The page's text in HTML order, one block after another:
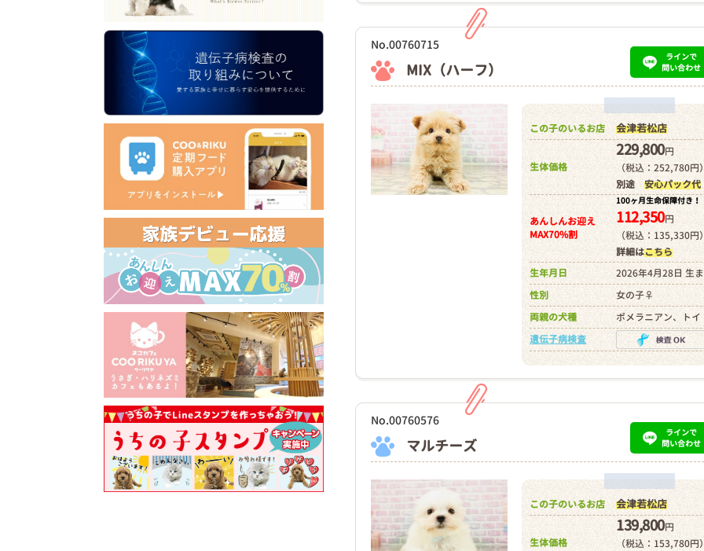
No.00760715
MIX（ハーフ）
ラインで
問い合わせ
この子のいるお店 会津若松店
生体価格
229,800円
（税込：252,780円
別途 安心パック代
あんしんお迎え
MAX70%割
100ヶ月生命保障付き！
112,350円
（税込：135,330円
詳細はこちら
生年月日
2026年4月28日 生
性別
女の子♀
両親の犬種
ポメラニアン、ト
遺伝子病検査
No.00760576
マルチーズ
ラインで
問い合わせ
この子のいるお店 会津若松店
生体価格
139,800円
（税込：153,780円